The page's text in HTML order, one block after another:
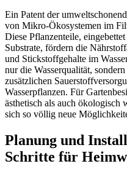
Ein Patent der
von Mikro-Ökosystemen im
Diese Pflanzenteile,
Substrate, fördern die
und Stickstoffgehalte im
nur die Wasserqualität,
zusätzlichen
Wasserpflanzen. Für
ästhetisch als auch ökologisch
sich so völlig neue
Planung und
Schritte für